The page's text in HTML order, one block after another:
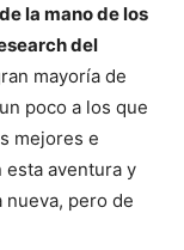
la mano de los
del
mayoría de
poco a los que
mejores e
esta aventura y
pero de